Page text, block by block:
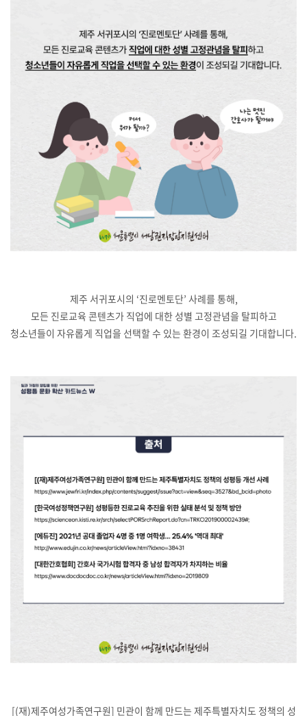
제주 서귀포시의 ‘진로멘토단’ 사례를 통해,
모든 진로교육 콘텐츠가 직업에 대한 성별 고정관념을 탈피하고
청소년들이 자유롭게 직업을 선택할 수 있는 환경이 조성되길 기대합니다.
[(재)제주여성가족연구원] 민관이 함께 만드는 제주특별자치도 정책의 성